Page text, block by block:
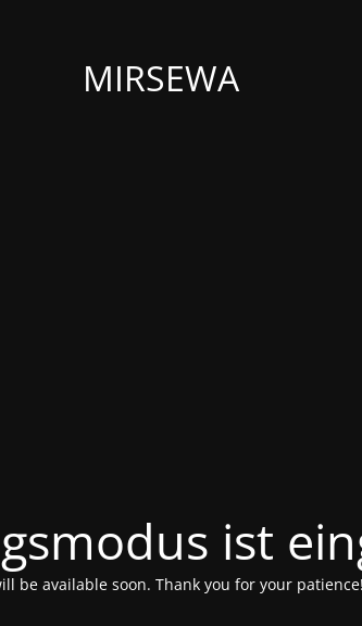
MIRSEWA
ist
be available soon. Thank you for your patience!